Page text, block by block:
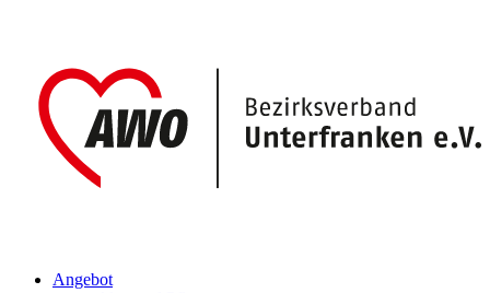
Angebot